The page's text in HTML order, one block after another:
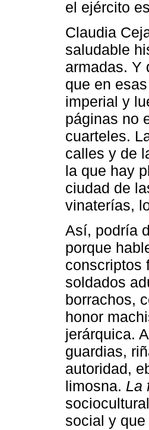
el ejército
Claudia
saludable
armadas. Y
que en
imperial y
páginas no
cuarteles.
calles y de
la que hay
ciudad de
vinaterías,
Así, podría
porque
conscriptos
soldados
borrachos,
honor
jerárquica.
guardias,
autoridad,
limosna. La
social y